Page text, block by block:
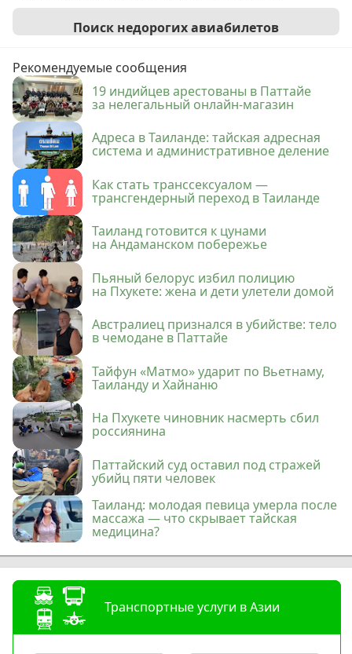
Поиск недорогих авиабилетов
Рекомендуемые сообщения
19 индийцев арестованы в Паттайе
за нелегальный онлайн-магазин
Адреса в Таиланде: тайская адресная
система и административное деление
Как стать транссексуалом —
трансгендерный переход в Таиланде
Таиланд готовится к цунами
на Андаманском побережье
Пьяный белорус избил полицию
на Пхукете: жена и дети улетели домой
Австралиец признался в убийстве: тело
в чемодане в Паттайе
Тайфун «Матмо» ударит по Вьетнаму,
Таиланду и Хайнаню
На Пхукете чиновник насмерть сбил
россиянина
Паттайский суд оставил под стражей
убийц пяти человек
Таиланд: молодая певица умерла после
массажа — что скрывает тайская
медицина?
Транспортные услуги в Азии